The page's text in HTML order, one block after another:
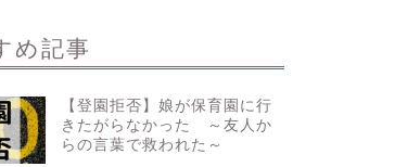
め記事
【登園拒否】娘が保育園に行
きたがらなかった ～友人か
らの言葉で救われた～